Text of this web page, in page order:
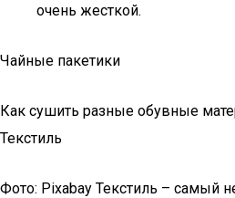
очень жесткой.
Чайные пакетики
Как сушить разные обувные
Текстиль
Фото: Pixabay Текстиль – самый